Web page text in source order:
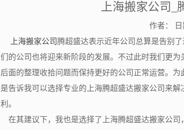
上海搬家公司_
作者：
上海搬家公司 腾超盛达表示近年公司总算是告别
们的公司也将迎来新阶段的发展。不过此时我们更
后面的整理收拾问题而保持更好的公司正常运营。
是告诉我可以选择专业的上海腾超盛达搬家公司来
利。
在其建议下，我也是选择了上海腾超盛达搬家公司